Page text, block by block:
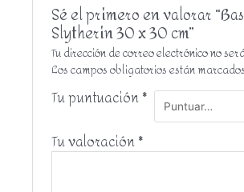
Sé el primero en valorar
Slytherin 30 x 30 cm”
Tu dirección de correo electrónico no
Los campos obligatorios están
Tu puntuación*
Tu valoración*